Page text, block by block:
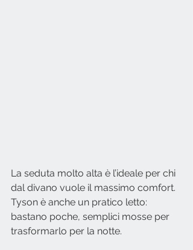
La seduta molto alta è l’ideale per chi
dal divano vuole il massimo comfort.
Tyson è anche un pratico letto:
bastano poche, semplici mosse per
trasformarlo per la notte.